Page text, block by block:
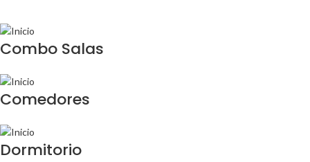
Combo Salas
Comedores
Dormitorio